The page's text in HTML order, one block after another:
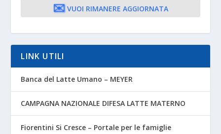
✉️ VUOI RIMANERE AGGIORNATA
LINK UTILI
Banca del Latte Umano – MEYER
CAMPAGNA NAZIONALE DIFESA LATTE MATERNO
Fiorentini Si Cresce – Portale per le famiglie